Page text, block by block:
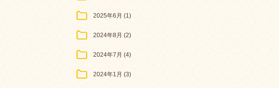
2025年6月 (1)
2024年8月 (2)
2024年7月 (4)
2024年1月 (3)